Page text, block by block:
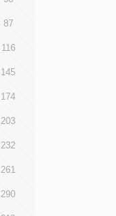
87
116
145
174
203
232
261
290